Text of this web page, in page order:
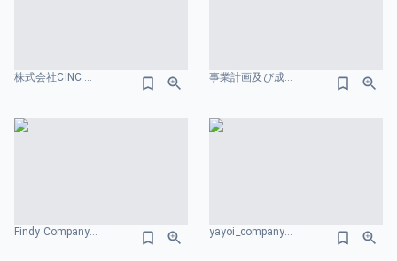
株式会社CINC 会社案内／Company introduction 組織図のスライドデザイン 事業計画及び成長可能性に関する事項 株式会社TalentX 組織図のスライドデザイン
Findy Company Profile 組織図のスライドデザイン yayoi_company_deck.pdf 組織図のスライドデザイン